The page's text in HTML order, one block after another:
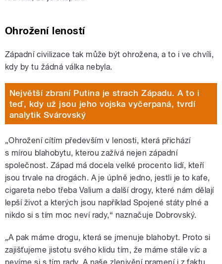
Ohrožení leností
Západní civilizace tak může být ohrožena, a to i ve chvíli,
kdy by tu žádná válka nebyla.
Největší zbraní Putina je strach Západu. A to i
teď, kdy už jsou jeho vojska vyčerpaná, tvrdí
analytik Svárovský
„Ohrožení cítím především v lenosti, která přichází
s mírou blahobytu, kterou zažívá nejen západní
společnost. Západ má docela velké procento lidí, kteří
jsou trvale na drogách. A je úplně jedno, jestli je to kafe,
cigareta nebo třeba Valium a další drogy, které nám dělají
lepší život a kterých jsou například Spojené státy plné a
nikdo si s tím moc neví rady,“ naznačuje Dobrovský.
„A pak máme drogu, která se jmenuje blahobyt. Proto si
zajišťujeme jistotu svého klidu tím, že máme stále víc a